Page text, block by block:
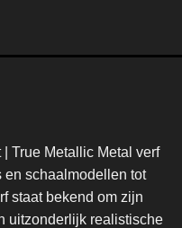
True Metallic Metal verf
en schaalmodellen tot
staat bekend om zijn
uitzonderlijk realistische